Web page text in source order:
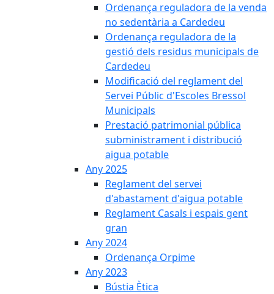
Ordenança reguladora de la venda
no sedentària a Cardedeu
Ordenança reguladora de la
gestió dels residus municipals de
Cardedeu
Modificació del reglament del
Servei Públic d'Escoles Bressol
Municipals
Prestació patrimonial pública
subministrament i distribució
aigua potable
Any 2025
Reglament del servei
d'abastament d'aigua potable
Reglament Casals i espais gent
gran
Any 2024
Ordenança Orpime
Any 2023
Bústia Ètica